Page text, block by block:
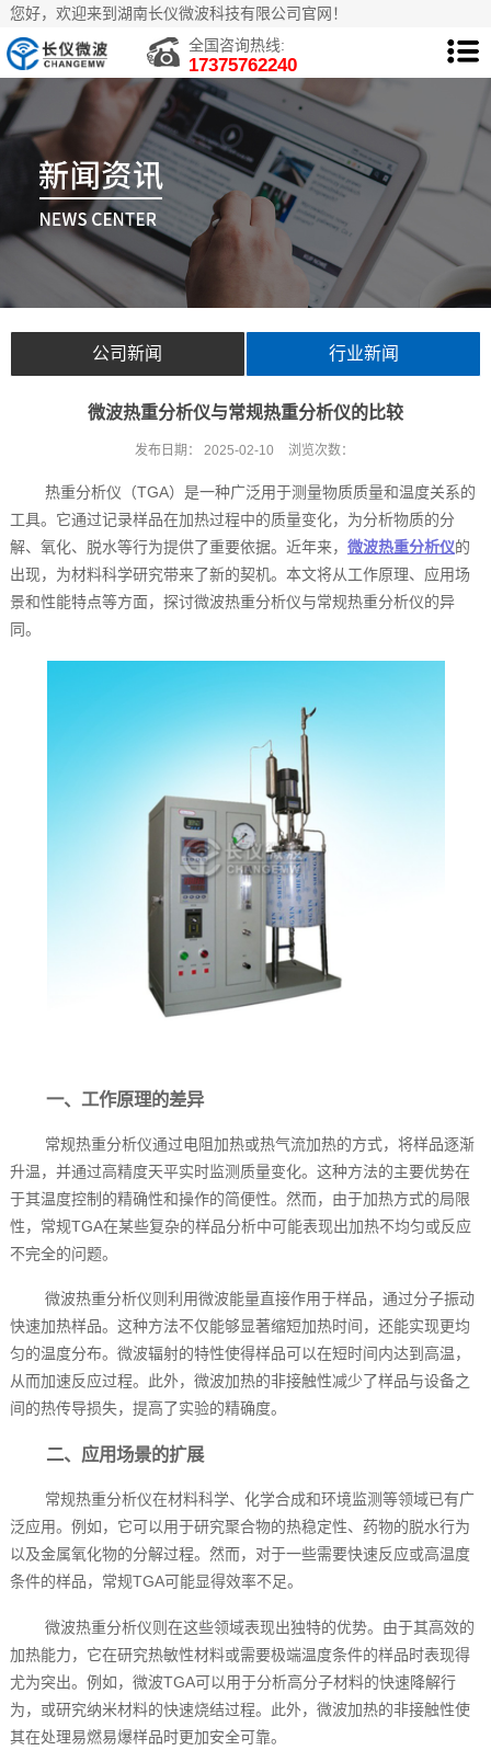
您好，欢迎来到湖南长仪微波科技有限公司官网！
全国咨询热线:
17375762240
公司新闻 行业新闻
微波热重分析仪与常规热重分析仪的比较
发布日期： 2025-02-10 浏览次数：
热重分析仪（TGA）是一种广泛用于测量物质质量和温度关系的
工具。它通过记录样品在加热过程中的质量变化，为分析物质的分
解、氧化、脱水等行为提供了重要依据。近年来， 微波热重分析仪的
出现，为材料科学研究带来了新的契机。本文将从工作原理、应用场
景和性能特点等方面，探讨微波热重分析仪与常规热重分析仪的异
同。
一、工作原理的差异
常规热重分析仪通过电阻加热或热气流加热的方式，将样品逐渐
升温，并通过高精度天平实时监测质量变化。这种方法的主要优势在
于其温度控制的精确性和操作的简便性。然而，由于加热方式的局限
性，常规TGA在某些复杂的样品分析中可能表现出加热不均匀或反应
不完全的问题。
微波热重分析仪则利用微波能量直接作用于样品，通过分子振动
快速加热样品。这种方法不仅能够显著缩短加热时间，还能实现更均
匀的温度分布。微波辐射的特性使得样品可以在短时间内达到高温，
从而加速反应过程。此外，微波加热的非接触性减少了样品与设备之
间的热传导损失，提高了实验的精确度。
二、应用场景的扩展
常规热重分析仪在材料科学、化学合成和环境监测等领域已有广
泛应用。例如，它可以用于研究聚合物的热稳定性、药物的脱水行为
以及金属氧化物的分解过程。然而，对于一些需要快速反应或高温度
条件的样品，常规TGA可能显得效率不足。
微波热重分析仪则在这些领域表现出独特的优势。由于其高效的
加热能力，它在研究热敏性材料或需要极端温度条件的样品时表现得
尤为突出。例如，微波TGA可以用于分析高分子材料的快速降解行
为，或研究纳米材料的快速烧结过程。此外，微波加热的非接触性使
其在处理易燃易爆样品时更加安全可靠。